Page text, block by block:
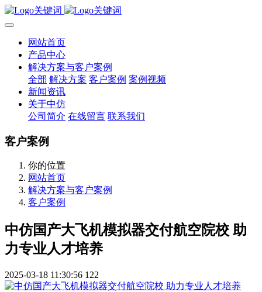
网站首页
产品中心
解决方案与客户案例
全部 解决方案 客户案例 案例视频
新闻资讯
关于中仿
公司简介 在线留言 联系我们
客户案例
你的位置
网站首页
解决方案与客户案例
客户案例
中仿国产大飞机模拟器交付航空院校 助
力专业人才培养
2025-03-18 11:30:56 122